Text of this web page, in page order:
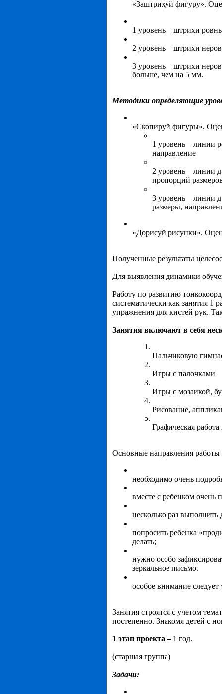
«Заштрихуй фигуру».
1 уровень—штрихи
2 уровень—штрихи
3 уровень—штрихи
больше, чем на 5 мм.
Методики определяющие
«Скопируй фигуры».
1 уровень—линии
направление
2 уровень—линии
пропорций
3 уровень—линии
размеры,
«Дорисуй рисунки».
Полученные результаты
Для выявления динамики
Работу по развитию
систематически как занятия 1
упражнения для кистей рук.
Занятия включают в себя
Пальчиковую
Игры с палочками
Игры с мозаикой,
Рисование,
Графическая работа
Основные направления
необходимо очень
вместе с ребенком очень
несколько раз
попросить ребенка
делать;
нужно особо
зеркальное письмо.
особое внимание
Занятия строятся с учетом
постепенно. Знакомя детей с
1 этап проекта – 1 год.
(старшая группа)
Задачи: